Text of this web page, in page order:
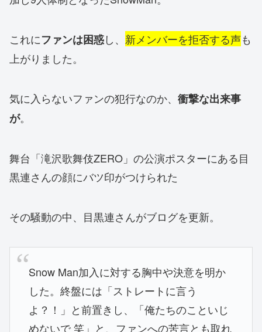
これにファンは困惑し、 新メンバーを拒否する声も
上がりました。
気に入らないファンの犯行なのか、 衝撃な出来事
が。
舞台「滝沢歌舞伎ZERO」の公演ポスターにある目
黒連さんの顔にバツ印がつけられた
その騒動の中、目黒連さんがブログを更新。
Snow Man加入に対する胸中や決意を明か
した。終盤には「ストレートに言う
よ？！」と前置きし、「俺たちのこといじ
めないで 笑」と、ファンへの苦言とも取れ